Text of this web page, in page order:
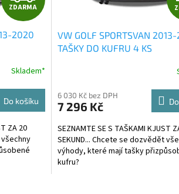
D
R
M
A
ZDARMA
2020
Skladem*
Do košíku
ZA 20
všechny
VW GOLF SPORTSVAN
TAŠKY DO KUFRU 4 KS
6 030 Kč bez DPH
7 296 Kč
SEZNAMTE SE S TAŠKAMI KJUST
SEKUND... Chcete se dozvědět
výhody, které mají tašky
kufru?